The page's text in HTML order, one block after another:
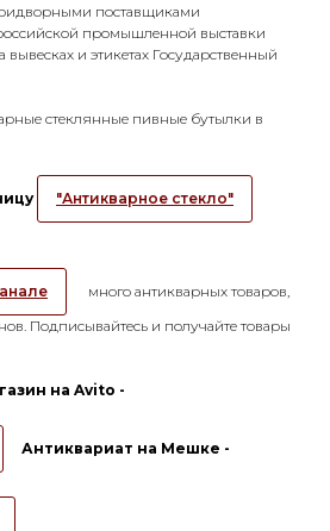
поставщиками
промышленной выставки
вывесках и этикетах Государственный
стеклянные пивные бутылки в
"Антикварное стекло"
много антикварных товаров,
Подписывайтесь и получайте товары
на Avito -
Антиквариат на Мешке -